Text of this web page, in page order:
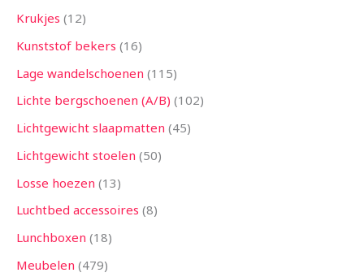
Krukjes 12
Kunststof bekers 16
Lage wandelschoenen 115
Lichte bergschoenen (A/B) 102
Lichtgewicht slaapmatten 45
Lichtgewicht stoelen 50
Losse hoezen 13
Luchtbed accessoires 8
Lunchboxen 18
Meubelen 479